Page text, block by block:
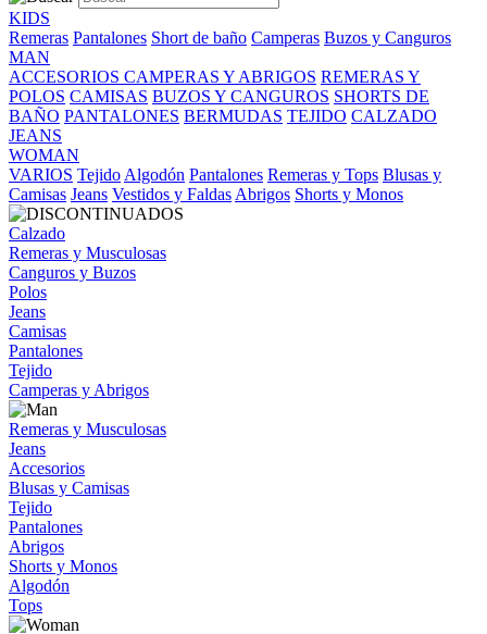
KIDS
Remeras Pantalones Short de baño Camperas Buzos y Canguros
MAN
ACCESORIOS CAMPERAS Y ABRIGOS REMERAS Y
POLOS CAMISAS BUZOS Y CANGUROS SHORTS DE
BAÑO PANTALONES BERMUDAS TEJIDO CALZADO
JEANS
WOMAN
VARIOS Tejido Algodón Pantalones Remeras y Tops Blusas y
Camisas Jeans Vestidos y Faldas Abrigos Shorts y Monos
Calzado
Remeras y Musculosas
Canguros y Buzos
Polos
Jeans
Camisas
Pantalones
Tejido
Camperas y Abrigos
Remeras y Musculosas
Jeans
Accesorios
Blusas y Camisas
Tejido
Pantalones
Abrigos
Shorts y Monos
Algodón
Tops